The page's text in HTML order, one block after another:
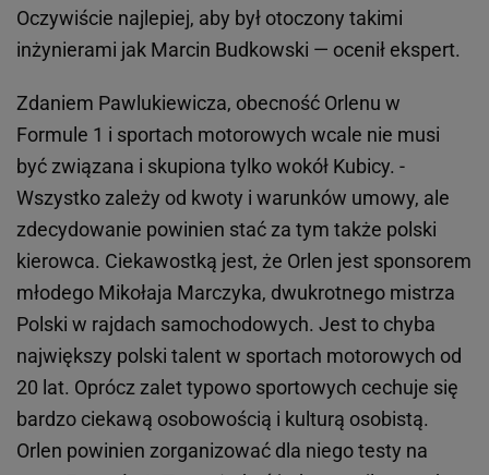
Oczywiście najlepiej, aby był otoczony takimi
inżynierami jak Marcin Budkowski — ocenił ekspert.
Zdaniem Pawlukiewicza, obecność Orlenu w
Formule 1 i sportach motorowych wcale nie musi
być związana i skupiona tylko wokół Kubicy. -
Wszystko zależy od kwoty i warunków umowy, ale
zdecydowanie powinien stać za tym także polski
kierowca. Ciekawostką jest, że Orlen jest sponsorem
młodego Mikołaja Marczyka, dwukrotnego mistrza
Polski w rajdach samochodowych. Jest to chyba
największy polski talent w sportach motorowych od
20 lat. Oprócz zalet typowo sportowych cechuje się
bardzo ciekawą osobowością i kulturą osobistą.
Orlen powinien zorganizować dla niego testy na